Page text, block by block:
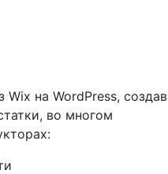
на WordPress, создав
во многом